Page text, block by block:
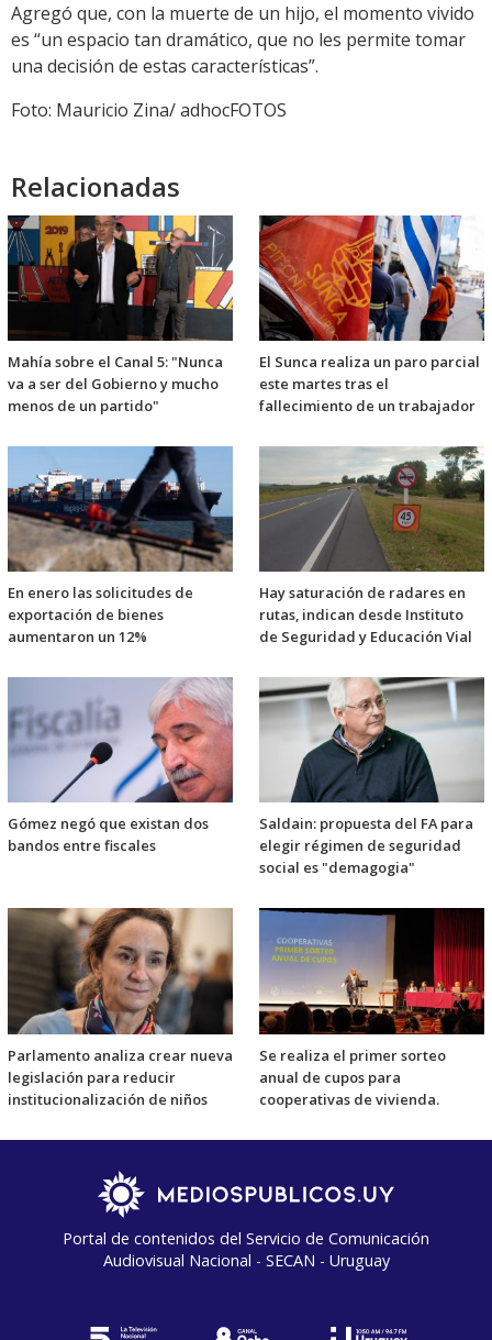
Agregó que, con la muerte de un hijo, el momento vivido
es “un espacio tan dramático, que no les permite tomar
una decisión de estas características”.
Foto: Mauricio Zina/ adhocFOTOS
Relacionadas
Mahía sobre el Canal 5: "Nunca
va a ser del Gobierno y mucho
menos de un partido"
El Sunca realiza un paro parcial
este martes tras el
fallecimiento de un trabajador
En enero las solicitudes de
exportación de bienes
aumentaron un 12%
Hay saturación de radares en
rutas, indican desde Instituto
de Seguridad y Educación Vial
Gómez negó que existan dos
bandos entre fiscales
Saldain: propuesta del FA para
elegir régimen de seguridad
social es "demagogia"
Parlamento analiza crear nueva
legislación para reducir
institucionalización de niños
Se realiza el primer sorteo
anual de cupos para
cooperativas de vivienda.
Portal de contenidos del Servicio de Comunicación
Audiovisual Nacional - SECAN - Uruguay